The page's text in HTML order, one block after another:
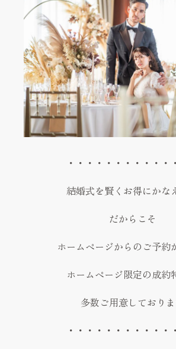
・・・・・・・・・・・
結婚式を賢くお得にかな
だからこそ
ホームページからのご予約
ホームページ限定の成約
多数ご用意しており
・・・・・・・・・・・